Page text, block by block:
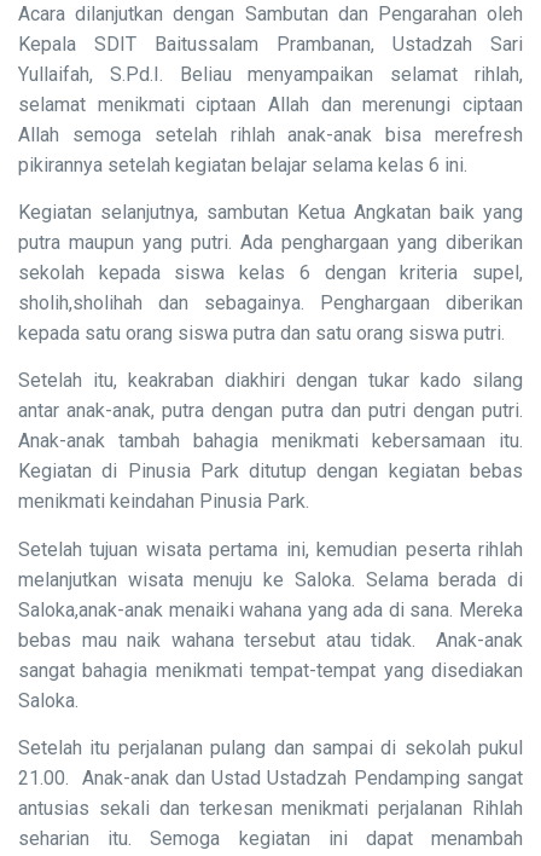
Acara dilanjutkan dengan Sambutan dan Pengarahan oleh
Kepala SDIT Baitussalam Prambanan, Ustadzah Sari
Yullaifah, S.Pd.I. Beliau menyampaikan selamat rihlah,
selamat menikmati ciptaan Allah dan merenungi ciptaan
Allah semoga setelah rihlah anak-anak bisa merefresh
pikirannya setelah kegiatan belajar selama kelas 6 ini.
Kegiatan selanjutnya, sambutan Ketua Angkatan baik yang
putra maupun yang putri. Ada penghargaan yang diberikan
sekolah kepada siswa kelas 6 dengan kriteria supel,
sholih,sholihah dan sebagainya. Penghargaan diberikan
kepada satu orang siswa putra dan satu orang siswa putri.
Setelah itu, keakraban diakhiri dengan tukar kado silang
antar anak-anak, putra dengan putra dan putri dengan putri.
Anak-anak tambah bahagia menikmati kebersamaan itu.
Kegiatan di Pinusia Park ditutup dengan kegiatan bebas
menikmati keindahan Pinusia Park.
Setelah tujuan wisata pertama ini, kemudian peserta rihlah
melanjutkan wisata menuju ke Saloka. Selama berada di
Saloka,anak-anak menaiki wahana yang ada di sana. Mereka
bebas mau naik wahana tersebut atau tidak. Anak-anak
sangat bahagia menikmati tempat-tempat yang disediakan
Saloka.
Setelah itu perjalanan pulang dan sampai di sekolah pukul
21.00. Anak-anak dan Ustad Ustadzah Pendamping sangat
antusias sekali dan terkesan menikmati perjalanan Rihlah
seharian itu. Semoga kegiatan ini dapat menambah